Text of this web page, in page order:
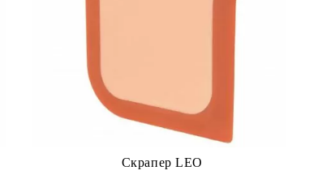
Скрапер LEO